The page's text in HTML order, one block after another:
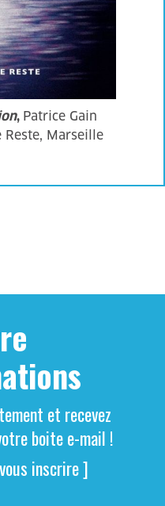
, Patrice Gain
Marseille
et recevez
boite e-mail !
inscrire ]